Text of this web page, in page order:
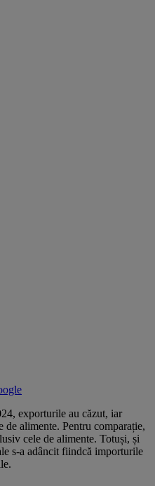
exporturile au căzut, iar
de alimente. Pentru comparație,
cele de alimente. Totuși, și
s-a adâncit fiindcă importurile